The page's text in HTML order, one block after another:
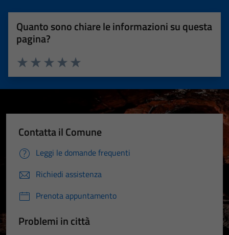
Quanto sono chiare le informazioni su questa
pagina?
Valuta 5 stelle su 5
Valuta 4 stelle su 5
Valuta 3 stelle su 5
Valuta 2 stelle su 5
Valuta 1 stelle su 5
Contatta il Comune
Leggi le domande frequenti
Richiedi assistenza
Prenota appuntamento
Problemi in città